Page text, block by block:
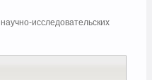
исследовательских